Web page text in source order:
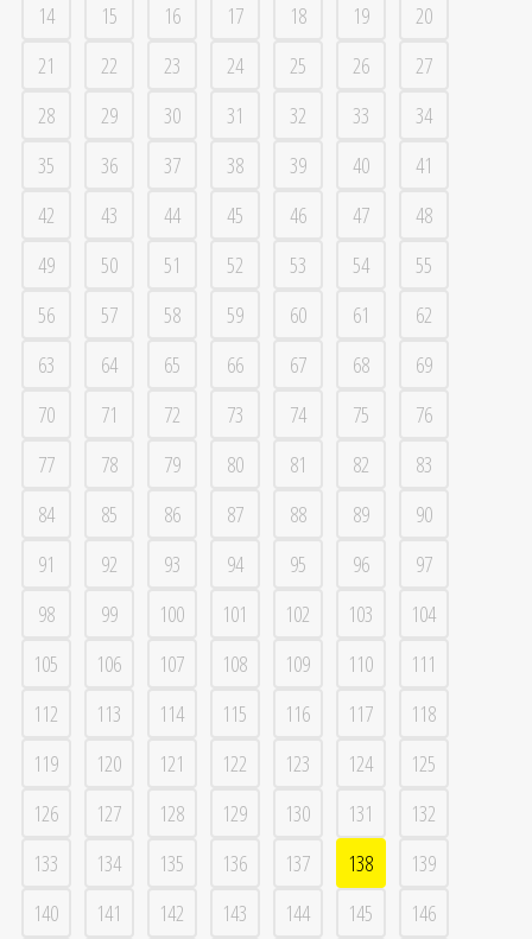
14
15 16 17 18 19
20
21
22 23 24 25 26
27
28
29 30 31 32 33
34
35
36 37 38 39 40
41
42
43 44 45 46 47
48
49
50 51 52 53 54
55
56
57 58 59 60 61
62
63
64 65 66 67 68
69
70
71 72 73 74 75
76
77
78 79 80 81 82
83
84
85 86 87 88 89
90
91
92 93 94 95 96
97
98
99 100 101 102 103
104
105
106 107 108 109 110
111
112
113 114 115 116 117
118
119
120 121 122 123 124
125
126
127 128 129 130 131
132
133
134 135 136 137 138
139
140
141 142 143 144 145
146